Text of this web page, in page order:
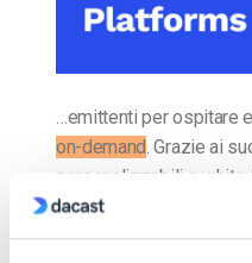
…emittenti per ospitare
on-demand. Grazie ai
personalizzabili e
video on demand
, o in